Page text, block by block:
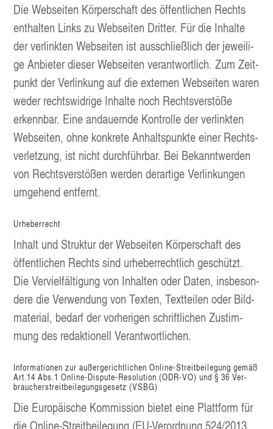
Die Web­sei­ten Kör­per­schaft des öffent­li­chen Rechts
ent­hal­ten Links zu Web­sei­ten Drit­ter. Für die Inhal­te
der ver­link­ten Web­sei­ten ist aus­schließ­lich der jewei­li­
ge Anbie­ter die­ser Web­sei­ten ver­ant­wort­lich. Zum Zeit­
punkt der Ver­lin­kung auf die exter­nen Web­sei­ten waren
weder rechts­wid­ri­ge Inhal­te noch Rechts­ver­stö­ße
erkenn­bar. Eine andau­ern­de Kon­trol­le der ver­link­ten
Web­sei­ten, ohne kon­kre­te Anhalts­punk­te einer Rechts­
ver­let­zung, ist nicht durch­führ­bar. Bei Bekannt­wer­den
von Rechts­ver­stö­ßen wer­den der­ar­ti­ge Ver­lin­kun­gen
umge­hend entfernt.
Urhe­ber­recht
Inhalt und Struk­tur der Web­sei­ten Kör­per­schaft des
öffent­li­chen Rechts sind urhe­ber­recht­lich geschützt.
Die Ver­viel­fäl­ti­gung von Inhal­ten oder Daten, ins­be­son­
de­re die Ver­wen­dung von Tex­ten, Text­tei­len oder Bild­
ma­te­ri­al, bedarf der vor­he­ri­gen schrift­li­chen Zustim­
mung des redak­tio­nell Verantwortlichen.
Infor­ma­tio­nen zur außer­ge­richt­li­chen Online-Streit­bei­le­gung gemäß
Art.14 Abs.1 Online-Dis­pu­te-Reso­lu­ti­on (ODR-VO) und § 36 Ver­
brau­cher­streit­bei­le­gungs­ge­setz (VSBG)
Die Euro­päi­sche Kom­mis­si­on bie­tet eine Platt­form für
die Online-Streit­bei­le­gung (EU-Ver­ord­nung 524/2013